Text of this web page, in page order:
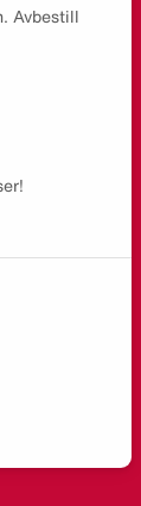
Avbestill